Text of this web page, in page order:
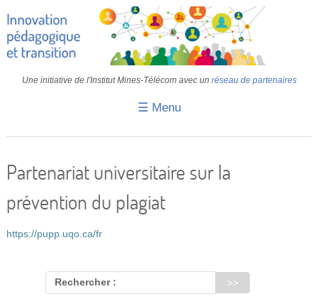
Une initiative de l'Institut Mines-Télécom avec un réseau de partenaires
☰ Menu
Transition
IMT
Partenariat universitaire sur la
prévention du plagiat
https://pupp.uqo.ca/fr
Rechercher :